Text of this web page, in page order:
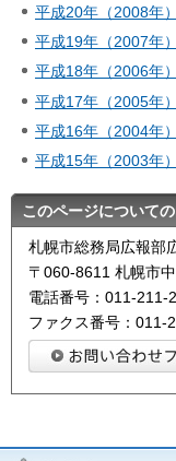
平成20年（2008年
平成19年（2007年
平成18年（2006年
平成17年（2005年
平成16年（2004年
平成15年（2003年
このページについて
札幌市総務局広報部
〒060-8611 札幌市
電話番号：011-211-
ファクス番号：011-